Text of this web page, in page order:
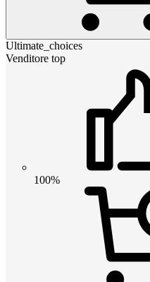
Ultimate_choices
Venditore top
100%